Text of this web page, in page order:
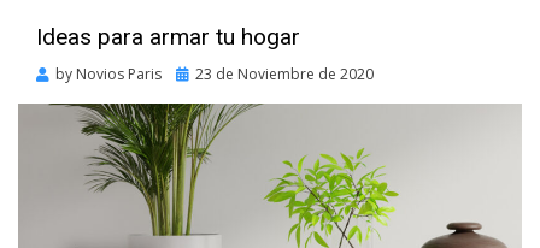
Ideas para armar tu hogar
by Novios Paris
Posted
23 de Noviembre de 2020